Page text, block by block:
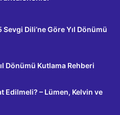
Dili’ne Göre Yıl Dönümü
Dönümü Kutlama Rehberi
Edilmeli? – Lümen, Kelvin ve